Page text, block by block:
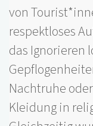
von
respektloses
das Ignorieren
Nachtruhe
Kleidung in